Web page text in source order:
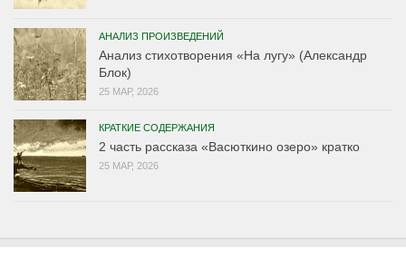
АНАЛИЗ ПРОИЗВЕДЕНИЙ
Анализ стихотворения «На лугу» (Александр
Блок)
25 МАР, 2026
КРАТКИЕ СОДЕРЖАНИЯ
2 часть рассказа «Васюткино озеро» кратко
25 МАР, 2026